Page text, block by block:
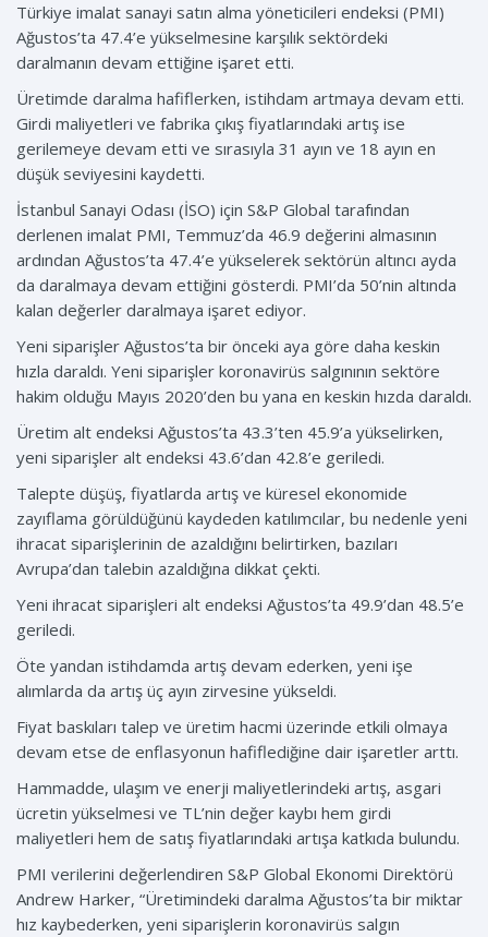
Türkiye imalat sanayi satın alma yöneticileri endeksi (PMI)
Ağustos’ta 47.4’e yükselmesine karşılık sektördeki
daralmanın devam ettiğine işaret etti.
Üretimde daralma hafiflerken, istihdam artmaya devam etti.
Girdi maliyetleri ve fabrika çıkış fiyatlarındaki artış ise
gerilemeye devam etti ve sırasıyla 31 ayın ve 18 ayın en
düşük seviyesini kaydetti.
İstanbul Sanayi Odası (İSO) için S&P Global tarafından
derlenen imalat PMI, Temmuz’da 46.9 değerini almasının
ardından Ağustos’ta 47.4’e yükselerek sektörün altıncı ayda
da daralmaya devam ettiğini gösterdi. PMI’da 50’nin altında
kalan değerler daralmaya işaret ediyor.
Yeni siparişler Ağustos’ta bir önceki aya göre daha keskin
hızla daraldı. Yeni siparişler koronavirüs salgınının sektöre
hakim olduğu Mayıs 2020’den bu yana en keskin hızda daraldı.
Üretim alt endeksi Ağustos’ta 43.3’ten 45.9’a yükselirken,
yeni siparişler alt endeksi 43.6’dan 42.8’e geriledi.
Talepte düşüş, fiyatlarda artış ve küresel ekonomide
zayıflama görüldüğünü kaydeden katılımcılar, bu nedenle yeni
ihracat siparişlerinin de azaldığını belirtirken, bazıları
Avrupa’dan talebin azaldığına dikkat çekti.
Yeni ihracat siparişleri alt endeksi Ağustos’ta 49.9’dan 48.5’e
geriledi.
Öte yandan istihdamda artış devam ederken, yeni işe
alımlarda da artış üç ayın zirvesine yükseldi.
Fiyat baskıları talep ve üretim hacmi üzerinde etkili olmaya
devam etse de enflasyonun hafiflediğine dair işaretler arttı.
Hammadde, ulaşım ve enerji maliyetlerindeki artış, asgari
ücretin yükselmesi ve TL’nin değer kaybı hem girdi
maliyetleri hem de satış fiyatlarındaki artışa katkıda bulundu.
PMI verilerini değerlendiren S&P Global Ekonomi Direktörü
Andrew Harker, “Üretimindeki daralma Ağustos’ta bir miktar
hız kaybederken, yeni siparişlerin koronavirüs salgın